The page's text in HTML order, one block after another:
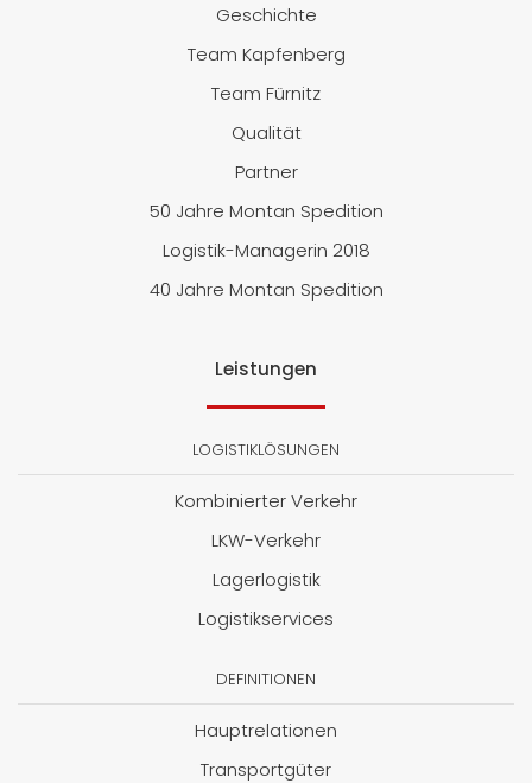
Geschichte
Team Kapfenberg
Team Fürnitz
Qualität
Partner
50 Jahre Montan Spedition
Logistik-Managerin 2018
40 Jahre Montan Spedition
Leistungen
LOGISTIKLÖSUNGEN
Kombinierter Verkehr
LKW-Verkehr
Lagerlogistik
Logistikservices
DEFINITIONEN
Hauptrelationen
Transportgüter